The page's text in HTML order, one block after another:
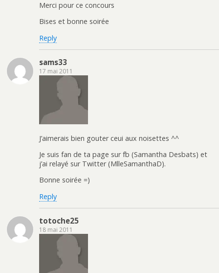
Merci pour ce concours
Bises et bonne soirée
Reply
sams33
17 mai 2011
J’aimerais bien gouter ceui aux noisettes ^^
Je suis fan de ta page sur fb (Samantha Desbats) et
j’ai relayé sur Twitter (MlleSamanthaD).
Bonne soirée =)
Reply
totoche25
18 mai 2011